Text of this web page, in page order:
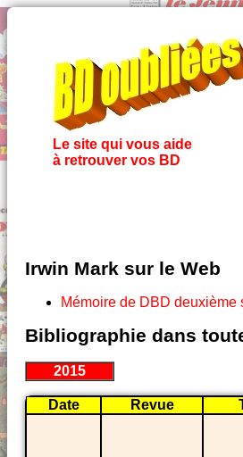
Le site qui vous aide
à retrouver vos BD
Irwin Mark sur le Web
Mémoire de DBD deuxième
Bibliographie dans
2015
Date Revue